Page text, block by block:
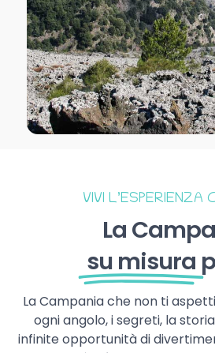
VIVI L’ESPERIENZA
La
su misura
La Campania che non ti
ogni angolo, i segreti, la
infinite opportunità di